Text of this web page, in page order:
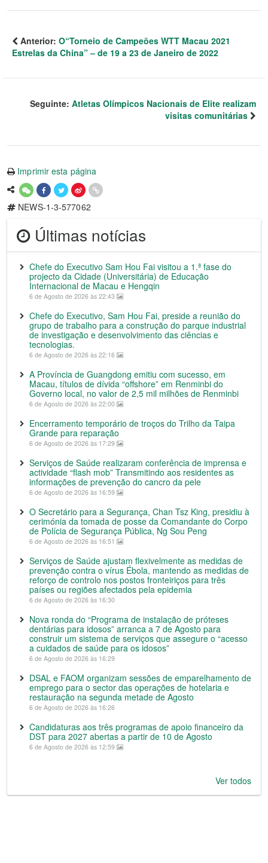
Anterior: O“Torneio de Campeões WTT Macau 2021
Estrelas da China” – de 19 a 23 de Janeiro de 2022
Seguinte: Atletas Olímpicos Nacionais de Elite realizam
visitas comunitárias
Imprimir esta página
NEWS-1-3-577062
Últimas notícias
Chefe do Executivo Sam Hou Fai visitou a 1.ª fase do
projecto da Cidade (Universitária) de Educação
Internacional de Macau e Hengqin
6 de Agosto de 2026 às 22:43
Chefe do Executivo, Sam Hou Fai, preside a reunião do
grupo de trabalho para a construção do parque industrial
de investigação e desenvolvimento das ciências e
tecnologias.
6 de Agosto de 2026 às 22:16
A Província de Guangdong emitiu com sucesso, em
Macau, títulos de dívida “offshore” em Renminbi do
Governo local, no valor de 2,5 mil milhões de Renminbi
6 de Agosto de 2026 às 22:00
Encerramento temporário de troços do Trilho da Taipa
Grande para reparação
6 de Agosto de 2026 às 17:29
Serviços de Saúde realizaram conferência de imprensa e
actividade “flash mob” Transmitindo aos residentes as
informações de prevenção do cancro da pele
6 de Agosto de 2026 às 16:59
O Secretário para a Segurança, Chan Tsz King, presidiu à
cerimónia da tomada de posse da Comandante do Corpo
de Polícia de Segurança Pública, Ng Sou Peng
6 de Agosto de 2026 às 16:51
Serviços de Saúde ajustam flexivelmente as medidas de
prevenção contra o vírus Ébola, mantendo as medidas de
reforço de controlo nos postos fronteiriços para três
países ou regiões afectados pela epidemia
6 de Agosto de 2026 às 16:30
Nova ronda do “Programa de instalação de próteses
dentárias para idosos” arranca a 7 de Agosto para
construir um sistema de serviços que assegure o “acesso
a cuidados de saúde para os idosos”
6 de Agosto de 2026 às 16:29
DSAL e FAOM organizam sessões de emparelhamento de
emprego para o sector das operações de hotelaria e
restauração na segunda metade de Agosto
6 de Agosto de 2026 às 16:26
Candidaturas aos três programas de apoio financeiro da
DST para 2027 abertas a partir de 10 de Agosto
6 de Agosto de 2026 às 12:59
Ver todos